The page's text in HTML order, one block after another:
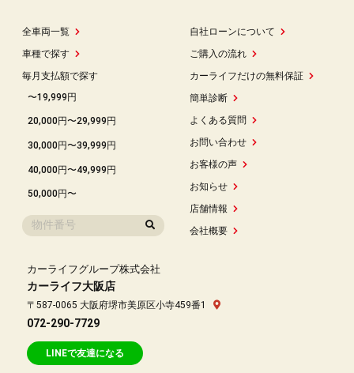
全車両一覧
車種で探す
毎月支払額で探す
〜19,999円
20,000円〜29,999円
30,000円〜39,999円
40,000円〜49,999円
50,000円〜
自社ローンについて
ご購入の流れ
カーライフだけの無料保証
簡単診断
よくある質問
お問い合わせ
お客様の声
お知らせ
店舗情報
会社概要
カーライフグループ株式会社
カーライフ大阪店
〒587-0065 大阪府堺市美原区小寺459番1
072-290-7729
LINEで友達になる